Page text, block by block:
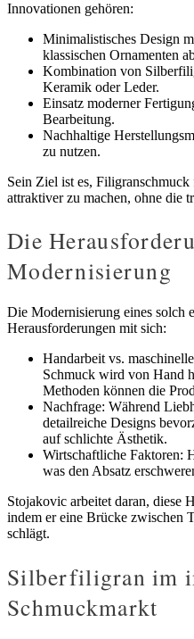
Innovationen gehören:
Minimalistisches Design
klassischen Ornamenten
Kombination von
Keramik oder Leder.
Einsatz moderner
Bearbeitung.
Nachhaltige
zu nutzen.
Sein Ziel ist es,
attraktiver zu machen, ohne die
Die
Modernisierung
Die Modernisierung eines solch
Herausforderungen mit sich:
Handarbeit vs.
Schmuck wird von Hand
Methoden können die
Nachfrage: Während
detailreiche Designs
auf schlichte Ästhetik.
Wirtschaftliche Faktoren:
was den Absatz
Stojakovic arbeitet daran, diese
indem er eine Brücke zwischen
schlägt.
Silberfiligran im
Schmuckmarkt